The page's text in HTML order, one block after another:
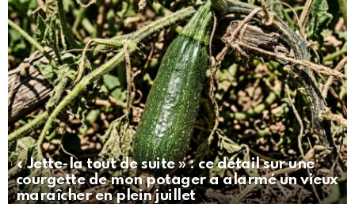
« Jette-la tout de suite » : ce détail sur une
courgette de mon potager a alarmé un vieux
maraîcher en plein juillet